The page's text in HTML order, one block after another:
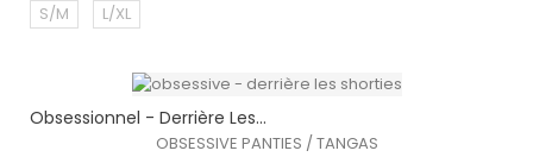
EXCLUSIVITÉ WEB !
S/M L/XL
Obsessionnel - Derrière Les...
OBSESSIVE PANTIES / TANGAS